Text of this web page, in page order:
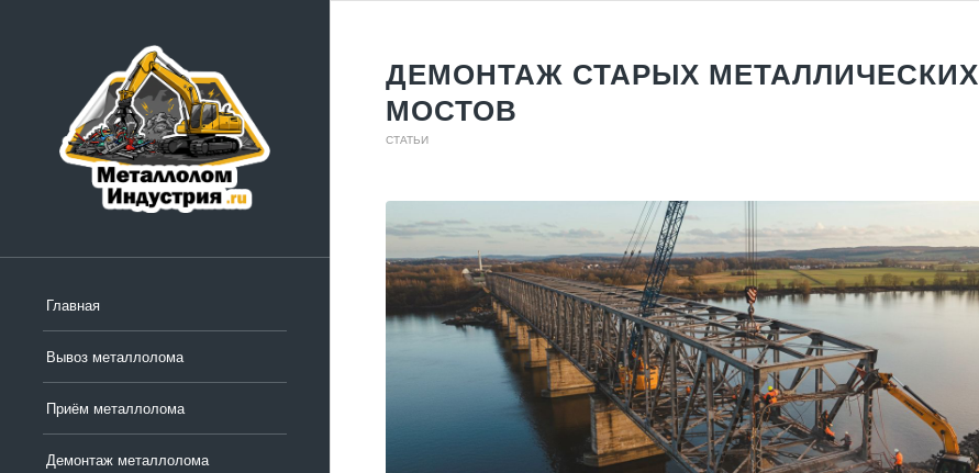
Главная
Вывоз металлолома
Приём металлолома
Демонтаж металлолома
ДЕМОНТАЖ СТАРЫХ МЕТАЛЛИЧЕСКИХ
МОСТОВ
СТАТЬИ